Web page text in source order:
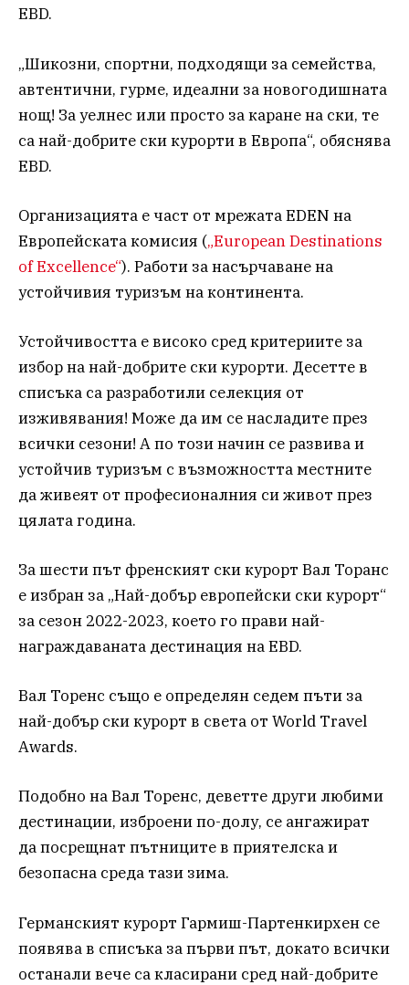
EBD.
„Шикозни, спортни, подходящи за семейства,
автентични, гурме, идеални за новогодишната
нощ! За уелнес или просто за каране на ски, те
са най-добрите ски курорти в Европа“, обяснява
EBD.
Организацията е част от мрежата EDEN на
Европейската комисия („European Destinations
of Excellence“). Работи за насърчаване на
устойчивия туризъм на континента.
Устойчивостта е високо сред критериите за
избор на най-добрите ски курорти. Десетте в
списъка са разработили селекция от
изживявания! Може да им се насладите през
всички сезони! А по този начин се развива и
устойчив туризъм с възможността местните
да живеят от професионалния си живот през
цялата година.
За шести път френският ски курорт Вал Торанс
е избран за „Най-добър европейски ски курорт“
за сезон 2022-2023, което го прави най-
награждаваната дестинация на EBD.
Вал Торенс също е определян седем пъти за
най-добър ски курорт в света от World Travel
Awards.
Подобно на Вал Торенс, деветте други любими
дестинации, изброени по-долу, се ангажират
да посрещнат пътниците в приятелска и
безопасна среда тази зима.
Германският курорт Гармиш-Партенкирхен се
появява в списъка за първи път, докато всички
останали вече са класирани сред най-добрите